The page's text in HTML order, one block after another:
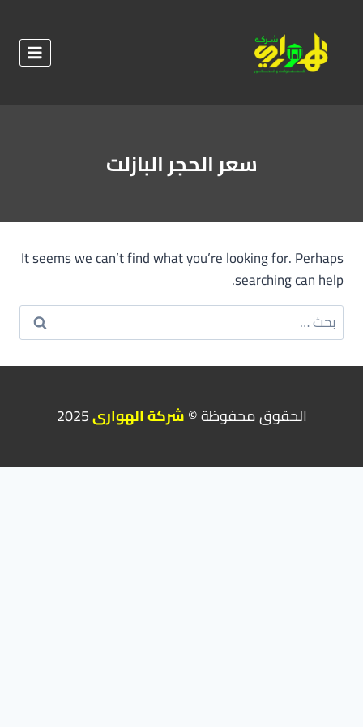
المحتوى
سعر الحجر البازلت
It seems we can’t find what you’re looking for. Perhaps
searching can help.
البحث
عن:
الحقوق محفوظة ©شركة الهوارى